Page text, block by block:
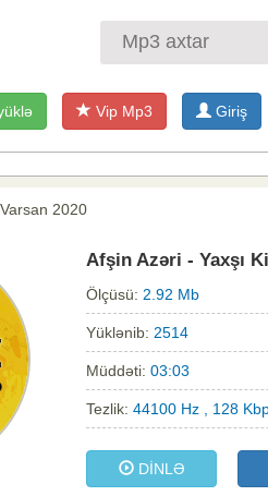
Vip Mp3 Giriş
2020
Afşin Azəri - Yaxşı
Ölçüsü: 2.92 Mb
Yüklənib: 2514
Müddəti: 03:03
Tezlik: 44100 Hz , 128
DİNLƏ